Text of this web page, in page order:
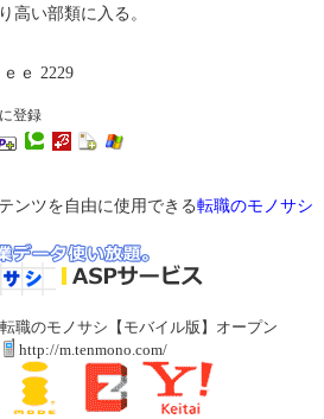
高い部類に入る。
ｅ 2229
登録
ンツを自由に使用できる転職のモノサシ
転職のモノサシ【モバイル版】オープン
http://m.tenmono.com/